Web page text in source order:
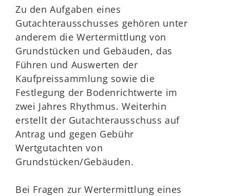
Zu den Aufgaben eines
Gutachterausschusses gehören unter
anderem die Wertermittlung von
Grundstücken und Gebäuden, das
Führen und Auswerten der
Kaufpreissammlung sowie die
Festlegung der Bodenrichtwerte im
zwei Jahres Rhythmus. Weiterhin
erstellt der Gutachterausschuss auf
Antrag und gegen Gebühr
Wertgutachten von
Grundstücken/Gebäuden.
Bei Fragen zur Wertermittlung eines